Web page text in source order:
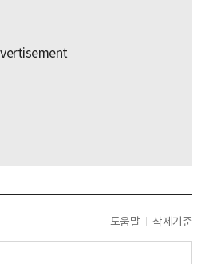
도움말 삭제기준